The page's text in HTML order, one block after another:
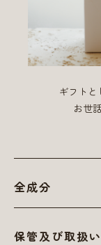
ギフトと
お世
全成分
10水添ヒマシ油、
保管及び取扱